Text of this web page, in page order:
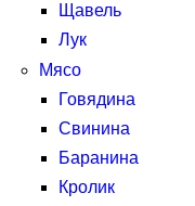
Щавель
Лук
Мясо
Говядина
Свинина
Баранина
Кролик